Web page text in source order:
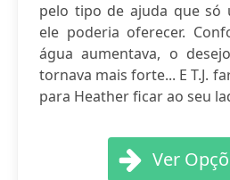
pelo tipo de ajuda que só
ele poderia oferecer.
água aumentava, o
tornava mais forte... E T.J.
para Heather ficar ao seu
Ver